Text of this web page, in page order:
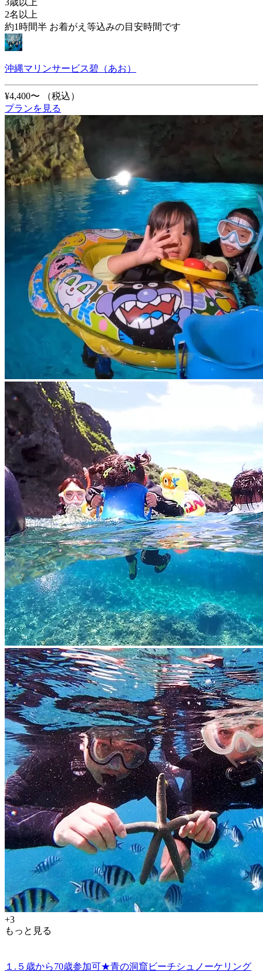
2名以上
約1時間半 お着がえ等込みの目安時間です
沖縄マリンサービス碧（あお）
¥4,400〜
（税込）
プランを見る
+3
もっと見る
１.５歳から70歳参加可★青の洞窟ビーチシュノーケリング